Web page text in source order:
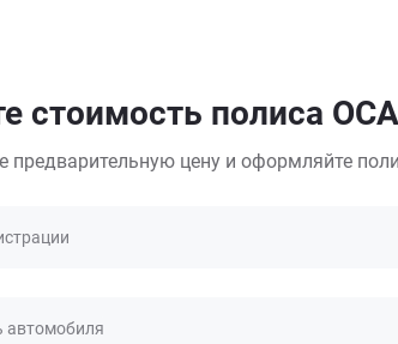
стоимость полиса
предварительную цену и оформляйте